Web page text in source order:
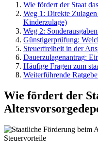
Wie fördert der Staat
Weg 1: Direkte
Kinderzulage)
Weg 2:
Günstigerprüfung:
Steuerfreiheit in der
Dauerzulagenantrag:
Häufige Fragen zum
Weiterführende
Wie fördert der